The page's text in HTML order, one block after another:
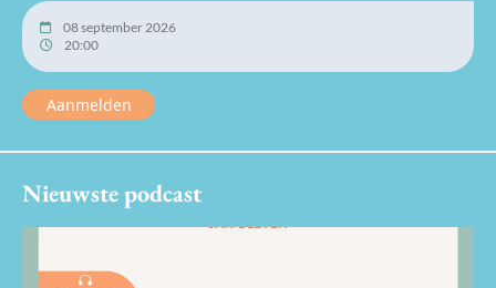
08 september 2026
20:00
Aanmelden
Nieuwste podcast